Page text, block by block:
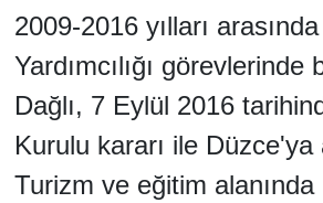
2009-2016 yılları
Yardımcılığı görevlerinde
Dağlı, 7 Eylül 2016
Kurulu kararı ile Düzce'ya
Turizm ve eğitim alanında